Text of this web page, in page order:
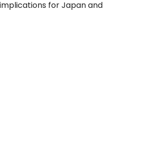
for Japan and